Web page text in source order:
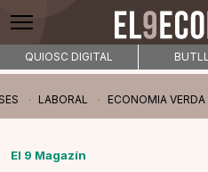
QUIOSC DIGITAL
LABORAL ECONOMIA VERDA
El 9 Magazín